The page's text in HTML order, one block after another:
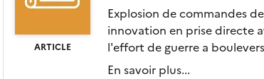
ARTICLE
Explosion de commandes
innovation en prise directe
l'effort de guerre a
En savoir plus...